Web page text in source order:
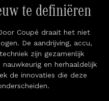
te definiëren
Coupé draait het niet
De aandrijving, accu,
zijn gezamenlijk
en herhaaldelijk
de innovaties die deze